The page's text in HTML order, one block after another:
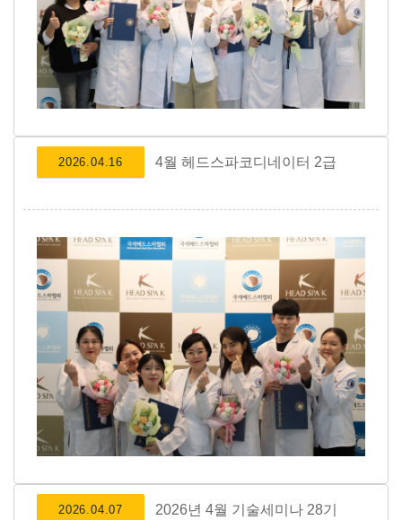
2026.04.16 4월 헤드스파코디네이터 2급
2026.04.07 2026년 4월 기술세미나 28기